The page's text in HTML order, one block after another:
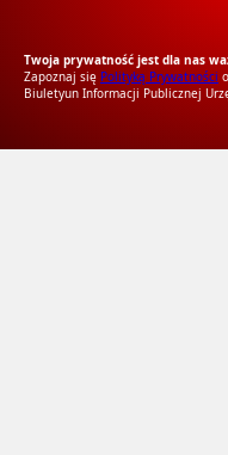
Twoja prywatność jest dla nas
Zapoznaj się Polityką Prywatności
Biuletyun Informacji Publicznej